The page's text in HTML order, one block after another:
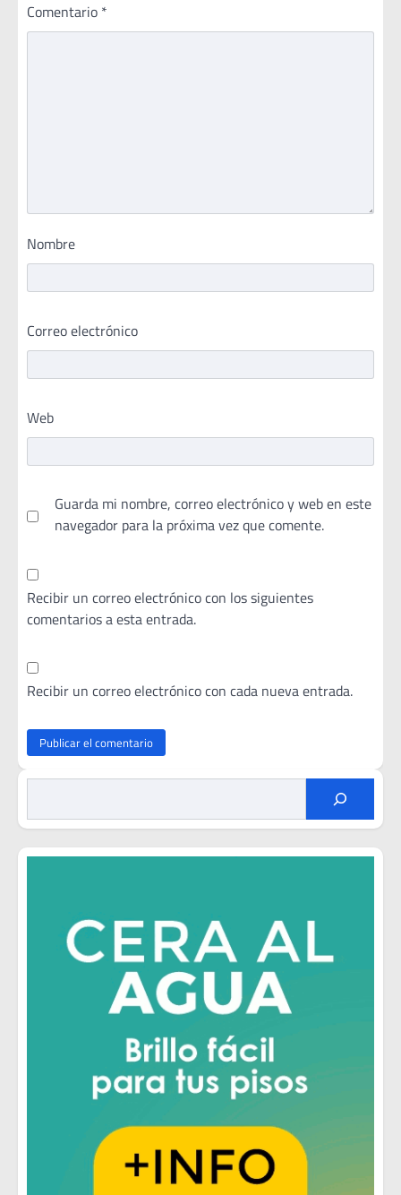
Comentario *
Nombre
Correo electrónico
Web
Guarda mi nombre, correo electrónico y web en este
navegador para la próxima vez que comente.
Recibir un correo electrónico con los siguientes
comentarios a esta entrada.
Recibir un correo electrónico con cada nueva entrada.